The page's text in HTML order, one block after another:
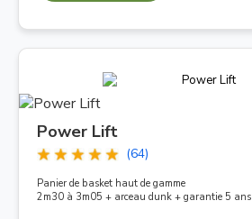
Power Lift
(64)
Panier de basket haut de gamme
2m30 à 3m05 + arceau dunk + garantie 5 ans